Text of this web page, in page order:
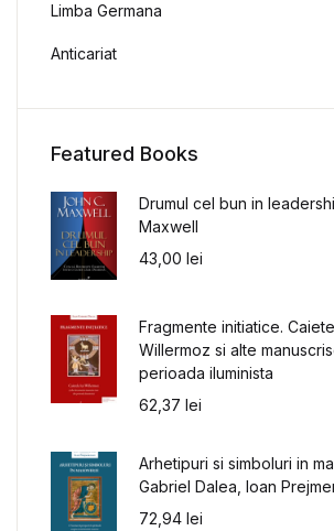
Limba Germana
Anticariat
Featured Books
Drumul cel bun in
Maxwell
43,00 lei
Fragmente initiatice.
Willermoz si alte
perioada iluminista
62,37 lei
Arhetipuri si simboluri in
Gabriel Dalea, Ioan
72,94 lei